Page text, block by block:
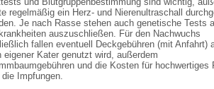
regelmäßig ein Herz- und Nierenultraschall
Je nach Rasse stehen auch genetische Tests
auszuschließen. Für den Nachwuchs
fallen eventuell Deckgebühren (mit Anfahrt)
eigener Kater genutzt wird, außerdem
und die Kosten für hochwertiges
Impfungen.